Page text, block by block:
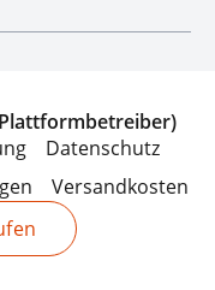
Datenschutz
Versandkosten